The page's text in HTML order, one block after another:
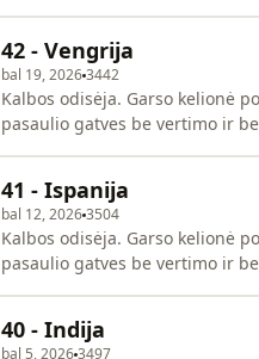
pulsas.Kalbos odisėja. Ved.
Vytas
42 - Vengrija
bal 19, 20263442
Kalbos odisėja. Garso kelionė po
pasaulio gatves be vertimo ir
kultūrų pulsas.Ved. Laurynas
41 - Ispanija
bal 12, 20263504
Kalbos odisėja. Garso kelionė po
pasaulio gatves be vertimo ir
kultūrų pulsas.Ved. Laurynas
40 - Indija
bal 5, 20263497